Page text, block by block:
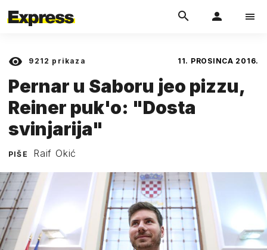
9212 prikaza 11. PROSINCA 2016.
Pernar u Saboru jeo pizzu,
Reiner puk'o: "Dosta
svinjarija"
PIŠE Raif Okić